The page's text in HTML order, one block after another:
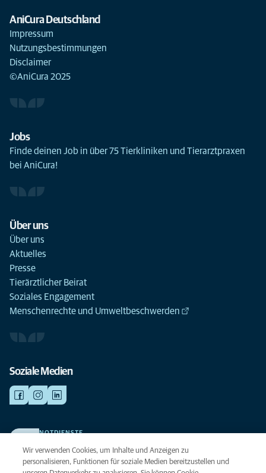
AniCura Deutschland
Impressum
Nutzungsbestimmungen
Disclaimer
©AniCura 2025
Jobs
Finde deinen Job in über 75 Tierkliniken und Tierarztpraxen
bei AniCura!
Über uns
Über uns
Aktuelles
Presse
Tierärztlicher Beirat
Soziales Engagement
Menschenrechte und Umweltbeschwerden
Soziale Medien
NOTDIENSTE
beste Versorgung verdient.
Wir verwenden Cookies, um Inhalte und Anzeigen zu
personalisieren, Funktionen für soziale Medien bereitzustellen und